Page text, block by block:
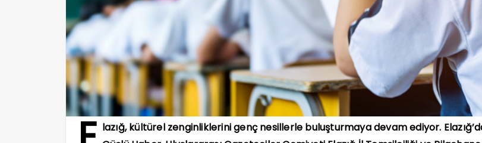
lazığ, kültürel zenginliklerini genç nesillerle buluşturmaya devam ediyor.